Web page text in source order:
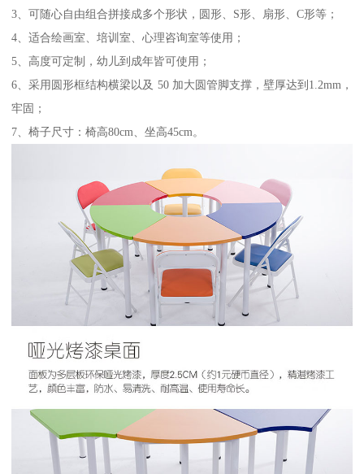
3、可随心自由组合拼接成多个形状，圆形、S形、扇形、C形等；
4、适合绘画室、培训室、心理咨询室等使用；
5、高度可定制，幼儿到成年皆可使用；
6、采用圆形框结构横梁以及 50 加大圆管脚支撑，壁厚达到1.2mm，
牢固；
7、椅子尺寸：椅高80cm、坐高45cm。